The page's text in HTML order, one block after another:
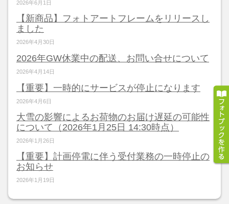
2026年6月1日
【新商品】フォトアートフレームをリリースし
ました
2026年4月30日
2026年GW休業中の配送、お問い合せについて
2026年4月14日
【重要】一時的にサービスが停止になります
2026年4月6日
大雪の影響によるお荷物のお届け遅延の可能性
について（2026年1月25日 14:30時点）
2026年1月26日
【重要】計画停電に伴う受付業務の一時停止の
お知らせ
2026年1月19日